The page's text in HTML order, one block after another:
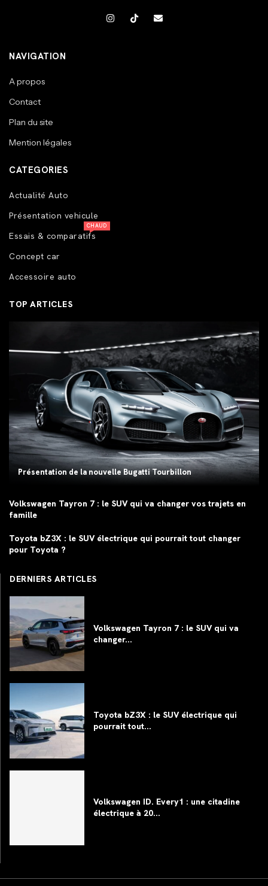
NAVIGATION
A propos
Contact
Plan du site
Mention légales
CATEGORIES
Actualité Auto
Présentation vehicule
Essais & comparatifs
CHAUD
Concept car
Accessoire auto
TOP ARTICLES
Présentation de la nouvelle Bugatti Tourbillon
Volkswagen Tayron 7 : le SUV qui va changer vos trajets en
famille
Toyota bZ3X : le SUV électrique qui pourrait tout changer
pour Toyota ?
DERNIERS ARTICLES
Volkswagen Tayron 7 : le SUV qui va
changer...
Toyota bZ3X : le SUV électrique qui
pourrait tout...
Volkswagen ID. Every1 : une citadine
électrique à 20...